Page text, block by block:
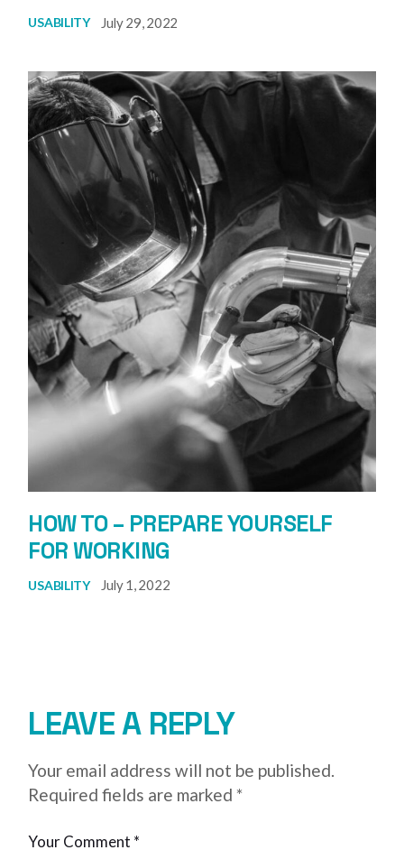
USABILITY July 29, 2022
HOW TO – PREPARE YOURSELF
FOR WORKING
USABILITY July 1, 2022
LEAVE A REPLY
Your email address will not be published.
Required fields are marked*